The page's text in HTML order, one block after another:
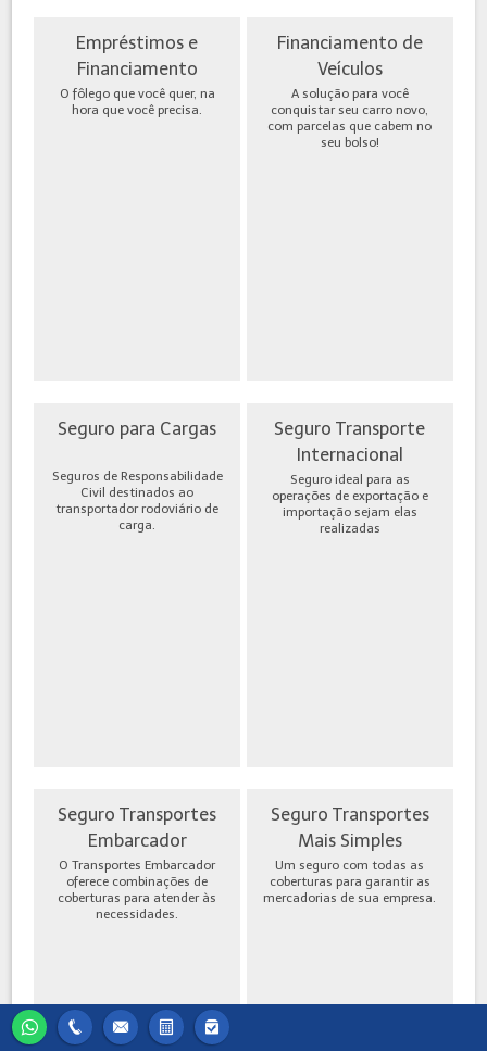
Empréstimos e
Financiamento
O fôlego que você quer, na
hora que você precisa.
Financiamento de
Veículos
A solução para você
conquistar seu carro novo,
com parcelas que cabem no
seu bolso!
Seguro para Cargas
Seguros de Responsabilidade
Civil destinados ao
transportador rodoviário de
carga.
Seguro Transporte
Internacional
Seguro ideal para as
operações de exportação e
importação sejam elas
realizadas
Seguro Transportes
Embarcador
O Transportes Embarcador
oferece combinações de
coberturas para atender às
necessidades.
Seguro Transportes
Mais Simples
Um seguro com todas as
coberturas para garantir as
mercadorias de sua empresa.